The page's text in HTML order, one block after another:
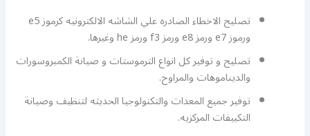
تصليح الاخطاء الصادره علي الشاشه الالكترونيه كرموز e5
ورموز e7 ورمز e8 ورمز f3 ورمز he وغيرها.
تصليح و توفير كل انواع الترموستات و صيانة الكمبروسورات
والديناموهات والمراوح.
توفير جميع المعدات والتكنولوجيا الحديثه لتنظيف وصيانة
التكييفات المركزيه.